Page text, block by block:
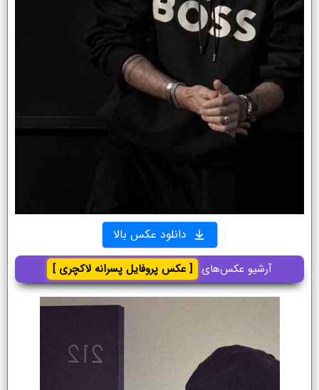
دانلود عکس بالا
آرشیو عکس‌های [ عکس پروفایل پسرانه لاکچری ]